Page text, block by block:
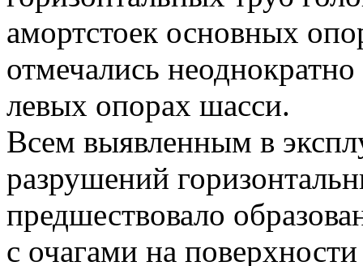
амортстоек основных
отмечались
левых опорах шасси.
Всем выявленным в
разрушений
предшествовало
с очагами на